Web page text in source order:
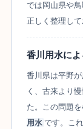
では岡山県や
正しく整理して
香川用水に
香川県は平野
く、古来より
た。この問題
用水 です。こ